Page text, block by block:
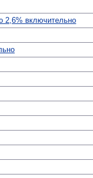
2,6% включительно